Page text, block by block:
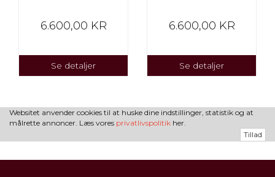
6.600,00 KR
Se detaljer
6.600,00 KR
Se detaljer
Websitet anvender cookies til at huske dine indstillinger, statistik og at
målrette annoncer. Læs vores privatlivspolitik her.
Tillad